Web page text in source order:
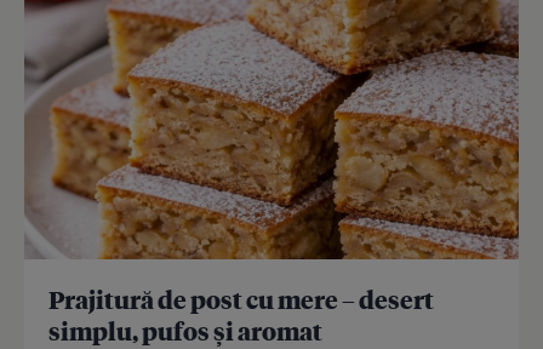
Prajitură de post cu mere – desert
simplu, pufos și aromat